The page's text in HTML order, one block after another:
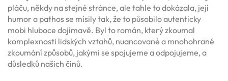
pláču, někdy na stejné stránce, ale tahle to dokázala, její
humor a pathos se mísily tak, že to působilo autenticky
mobi hluboce dojímavě. Byl to román, který zkoumal
komplexnosti lidských vztahů, nuancované a mnohohrané
zkoumání způsobů, jakými se spojujeme a odpojujeme, a
důsledků našich činů.